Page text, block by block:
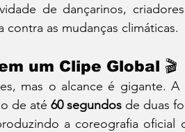
de dançarinos,
as mudanças climáticas.
um Clipe Global 🎬
mas o alcance é gigante.
de até 60 segundos de duas
a coreografia oficial